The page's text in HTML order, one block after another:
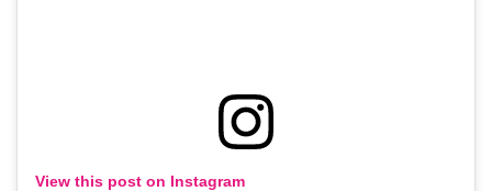
View this post on Instagram